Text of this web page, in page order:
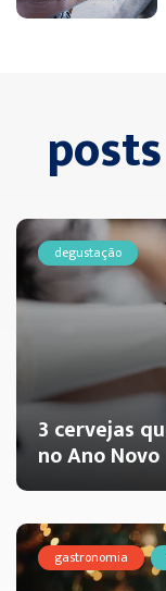
degustação
3 cervejas
no Ano Novo
gastronomia